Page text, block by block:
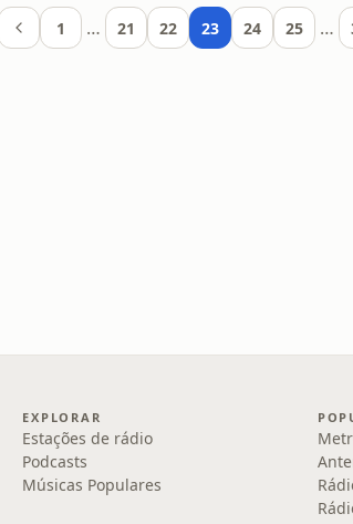
1 … 21 22 23 24 25 …
EXPLORAR
Estações de rádio
Podcasts
Músicas Populares